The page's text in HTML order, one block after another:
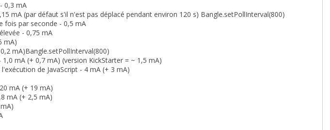
0,3 mA
mA (par défaut s'il n'est pas déplacé pendant environ 120 s) Bangle.setPollInterval(800)
fois par seconde - 0,5 mA
- 0,75 mA
mA)
mA)Bangle.setPollInterval(800)
mA (+ 0,7 mA) (version KickStarter = ~ 1,5 mA)
de JavaScript - 4 mA (+ 3 mA)
mA (+ 19 mA)
mA (+ 2,5 mA)